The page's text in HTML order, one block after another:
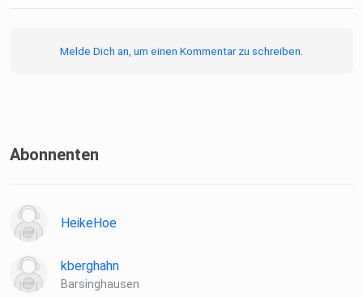
Melde Dich an, um einen Kommentar zu schreiben.
Abonnenten
HeikeHoe
kberghahn
Barsinghausen